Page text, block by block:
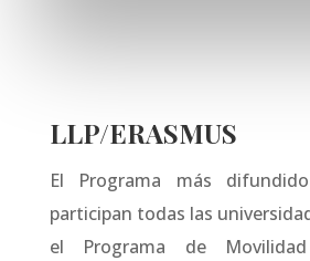
LLP/ERASMUS
El Programa más
participan todas las
el Programa de Movilidad